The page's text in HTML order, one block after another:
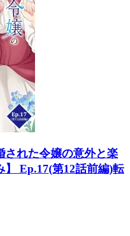
された令嬢の意外と楽
】 Ep.17(第12話前編)転